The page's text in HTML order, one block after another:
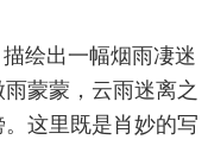
绘出一幅烟雨凄迷
蒙蒙，云雨迷离之
这里既是肖妙的写